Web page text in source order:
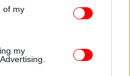
of my
myξανά
στο χωριό: Οι